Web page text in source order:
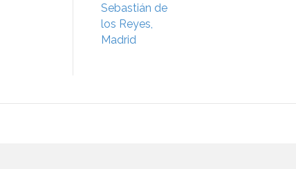
Sebastián de
los Reyes,
Madrid